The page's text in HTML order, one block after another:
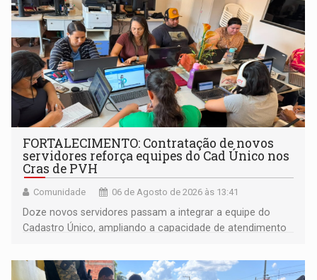
FORTALECIMENTO: Contratação de novos
servidores reforça equipes do Cad Único nos
Cras de PVH
Comunidade 06 de Agosto de 2026 às 13:41
Doze novos servidores passam a integrar a equipe do
Cadastro Único, ampliando a capacidade de atendimento